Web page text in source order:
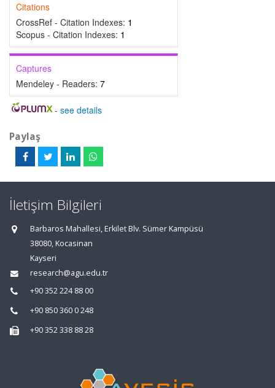
Citations
CrossRef - Citation Indexes: 1
Scopus - Citation Indexes: 1
Captures
Mendeley - Readers: 7
- see details
Paylaş
İletişim Bilgileri
Barbaros Mahallesi, Erkilet Blv. Sümer Kampüsü
38080, Kocasinan
Kayseri
research@agu.edu.tr
+90 352 224 88 00
+90 850 360 0 248
+90 352 338 88 28